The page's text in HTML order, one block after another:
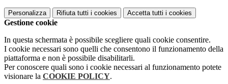
Personalizza Rifiuta tutti i cookies Accetta tutti i cookies
Gestione cookie
In questa schermata è possibile scegliere quali cookie consentire.
I cookie necessari sono quelli che consentono il funzionamento della
piattaforma e non è possibile disabilitarli.
Per conoscere quali sono i cookie necessari al funzionamento potete
visionare la COOKIE POLICY.